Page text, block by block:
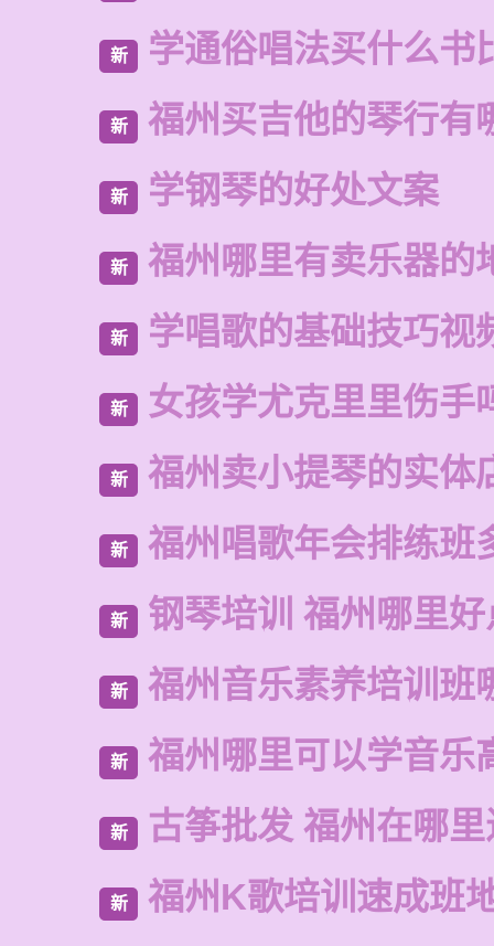
新 学通俗唱法买什么书
新 福州买吉他的琴行有
新 学钢琴的好处文案
新 福州哪里有卖乐器的
新 学唱歌的基础技巧视
新 女孩学尤克里里伤手
新 福州卖小提琴的实体
新 福州唱歌年会排练班
新 钢琴培训 福州哪里
新 福州音乐素养培训班
新 福州哪里可以学音乐
新 古筝批发 福州在哪
新 福州K歌培训速成班